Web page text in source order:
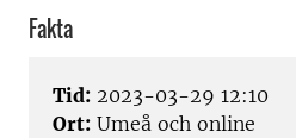
Fakta
Tid: 2023-03-29 12:10
Ort: Umeå och online